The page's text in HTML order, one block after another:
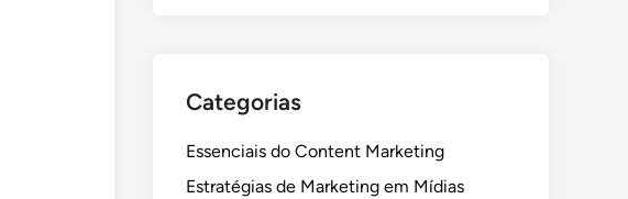
Categorias
Essenciais do Content Marketing
Estratégias de Marketing em Mídias